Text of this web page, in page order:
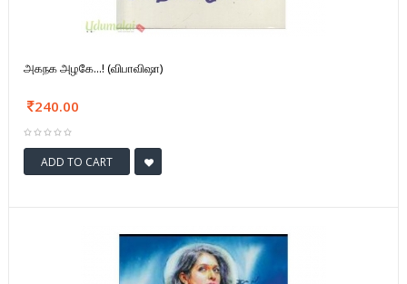
அகநக அழகே...! (விபாவிஷா)
240.00
ADD TO CART